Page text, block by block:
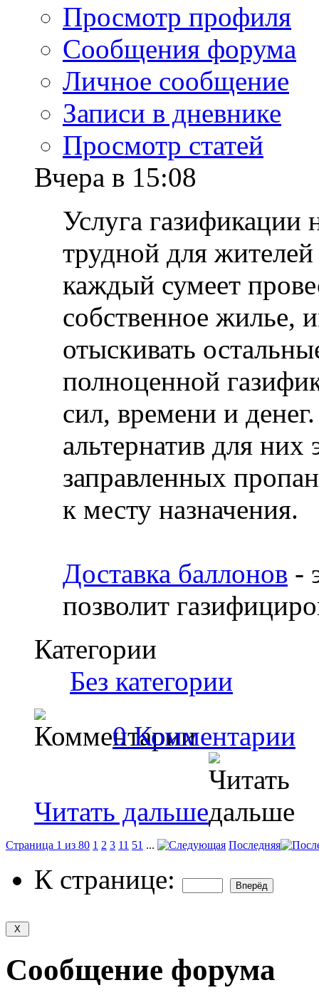
Просмотр профиля
Сообщения форума
Личное сообщение
Записи в дневнике
Просмотр статей
Вчера в 15:08
Услуга газификации
трудной для
каждый сумеет
собственное жилье,
отыскивать
полноценной
сил, времени и
альтернатив для них
заправленных
к месту назначения.
Доставка баллонов -
позволит
Категории
Без категории
0 Комментарии
Читать дальше
Страница 1 из 80 1 2 3 11 51 ... Последняя
К странице:
Сообщение форума